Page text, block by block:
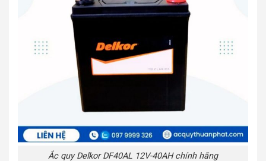
Ắc quy Delkor DF40AL 12V-40AH chính hãng